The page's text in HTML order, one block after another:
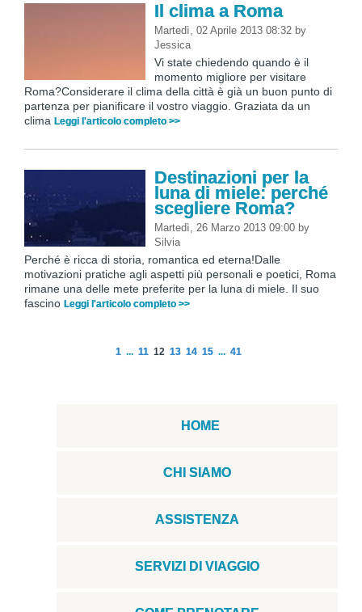
Il clima a Roma
Martedì, 02 Aprile 2013 08:32 by
Jessica
Vi state chiedendo quando è il
momento migliore per visitare
Roma?Considerare il clima della città è già un buon punto di
partenza per pianificare il vostro viaggio. Graziata da un
clima Leggi l'articolo completo >>
Destinazioni per la
luna di miele: perché
scegliere Roma?
Martedì, 26 Marzo 2013 09:00 by
Silvia
Perché è ricca di storia, romantica ed eterna!Dalle
motivazioni pratiche agli aspetti più personali e poetici, Roma
rimane una delle mete preferite per la luna di miele. Il suo
fascino Leggi l'articolo completo >>
1 ... 11 12 13 14 15 ... 41
HOME
CHI SIAMO
ASSISTENZA
SERVIZI DI VIAGGIO